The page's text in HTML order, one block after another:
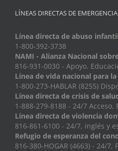
LÍNEAS DIRECTAS DE EMERGENCIA
Línea directa de abuso
1-800-392-3738
NAMI - Alianza Nacional
816-931-0030 - Apoyo.
Línea de vida nacional para
1-800-273-HABLAR (8255)
Línea directa de crisis de
1-888-279-8188 - 24/7
Línea directa de violencia
816-861-6100 - 24/7, inglés y
Refugio de esperanza del
816-380-HOGAR (4663) - 24/7,